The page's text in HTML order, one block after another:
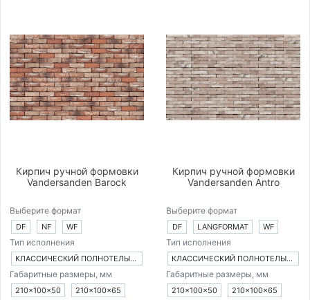
Кирпич ручной формовки
Vandersanden Barock
Выберите формат
DF NF WF
Тип исполнения
КЛАССИЧЕСКИЙ ПОЛНОТЕЛЫЙ КИРПИЧ
Габаритные размеры, мм
210×100×50
210×100×65
Кирпич ручной формовки
Vandersanden Antro
Выберите формат
DF LANGFORMAT WF
Тип исполнения
КЛАССИЧЕСКИЙ ПОЛНОТЕЛЫЙ КИРПИЧ
Габаритные размеры, мм
210×100×50
210×100×65